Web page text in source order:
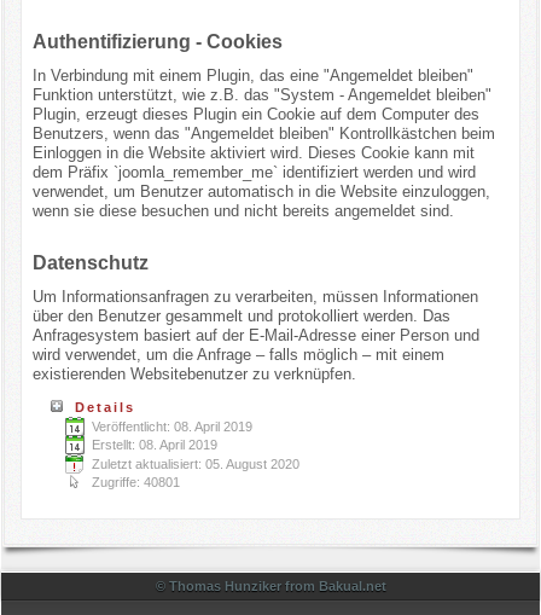
Authentifizierung - Cookies
In Verbindung mit einem Plugin, das eine "Angemeldet bleiben"
Funktion unterstützt, wie z.B. das "System - Angemeldet bleiben"
Plugin, erzeugt dieses Plugin ein Cookie auf dem Computer des
Benutzers, wenn das "Angemeldet bleiben" Kontrollkästchen beim
Einloggen in die Website aktiviert wird. Dieses Cookie kann mit
dem Präfix `joomla_remember_me` identifiziert werden und wird
verwendet, um Benutzer automatisch in die Website einzuloggen,
wenn sie diese besuchen und nicht bereits angemeldet sind.
Datenschutz
Um Informationsanfragen zu verarbeiten, müssen Informationen
über den Benutzer gesammelt und protokolliert werden. Das
Anfragesystem basiert auf der E-Mail-Adresse einer Person und
wird verwendet, um die Anfrage – falls möglich – mit einem
existierenden Websitebenutzer zu verknüpfen.
Details
Veröffentlicht: 08. April 2019
Erstellt: 08. April 2019
Zuletzt aktualisiert: 05. August 2020
Zugriffe: 40801
© Thomas Hunziker from Bakual.net